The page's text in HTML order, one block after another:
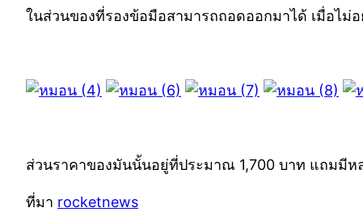
ในส่วนของที่รองข้อมือสามารถถอดออกมาได้ เมื่อไ
ส่วนราคาของมันนั้นอยู่ที่ประมาณ 1,700 บาท แถมมีห
ที่มา rocketnews